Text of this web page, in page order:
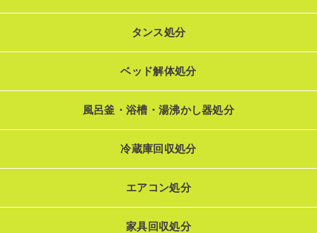
タンス処分
ベッド解体処分
風呂釜・浴槽・湯沸かし器処分
冷蔵庫回収処分
エアコン処分
家具回収処分